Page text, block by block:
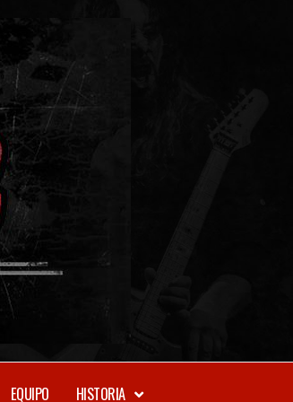
EQUIPO HISTORIA